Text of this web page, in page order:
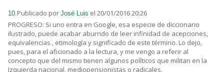
10. Publicado por José Luis el 20/01/2016 20:26
PROGRESO: Si uno entra en Google, esa especie de diccionario
ilustrado, puede acabar aburrido de leer infinidad de acepciones,
equivalencias , etimología y significado de este término. Lo dejo,
pues, para el aficionado a la lectura, y me vengo a referir al
concepto que del mismo tienen algunos políticos que militan en la
Izquierda nacional, mediopensionistas o radicales.